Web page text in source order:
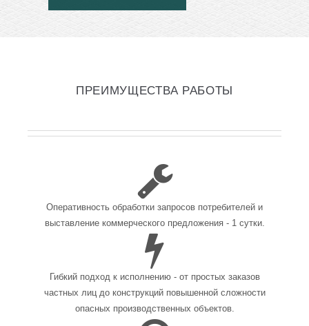
ПРЕИМУЩЕСТВА РАБОТЫ
Оперативность обработки запросов потребителей и
выставление коммерческого предложения - 1 сутки.
Гибкий подход к исполнению - от простых заказов
частных лиц до конструкций повышенной сложности
опасных производственных объектов.